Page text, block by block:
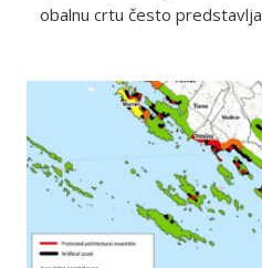
obalnu crtu često predstavlja